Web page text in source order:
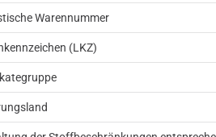
Warennummer
(LKZ)